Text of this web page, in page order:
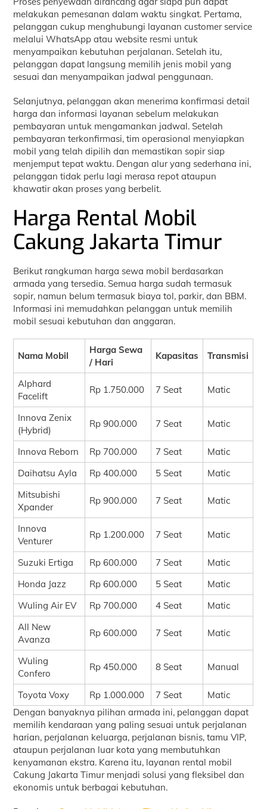
melakukan pemesanan dalam waktu singkat. Pertama,
pelanggan cukup menghubungi layanan customer service
melalui WhatsApp atau website resmi untuk
menyampaikan kebutuhan perjalanan. Setelah itu,
pelanggan dapat langsung memilih jenis mobil yang
sesuai dan menyampaikan jadwal penggunaan.
Selanjutnya, pelanggan akan menerima konfirmasi detail
harga dan informasi layanan sebelum melakukan
pembayaran untuk mengamankan jadwal. Setelah
pembayaran terkonfirmasi, tim operasional menyiapkan
mobil yang telah dipilih dan memastikan sopir siap
menjemput tepat waktu. Dengan alur yang sederhana ini,
pelanggan tidak perlu lagi merasa repot ataupun
khawatir akan proses yang berbelit.
Harga Rental Mobil
Cakung Jakarta Timur
Berikut rangkuman harga sewa mobil berdasarkan
armada yang tersedia. Semua harga sudah termasuk
sopir, namun belum termasuk biaya tol, parkir, dan BBM.
Informasi ini memudahkan pelanggan untuk memilih
mobil sesuai kebutuhan dan anggaran.
Nama Mobil
Harga Sewa
/ Hari
Kapasitas Transmisi
Alphard
Facelift
Rp 1.750.000 7 Seat Matic
Innova Zenix
(Hybrid)
Rp 900.000 7 Seat Matic
Innova Reborn Rp 700.000 7 Seat
Matic
Daihatsu Ayla
Rp 400.000 5 Seat
Matic
Mitsubishi
Xpander
Rp 900.000 7 Seat Matic
Innova
Venturer
Rp 1.200.000 7 Seat Matic
Suzuki Ertiga Rp 600.000 7 Seat
Matic
Honda Jazz
Rp 600.000 5 Seat
Matic
Wuling Air EV
Rp 700.000 4 Seat
Matic
All New
Avanza
Rp 600.000 7 Seat Matic
Wuling
Confero
Rp 450.000 8 Seat Manual
Toyota Voxy Rp 1.000.000 7 Seat
Matic
Dengan banyaknya pilihan armada ini, pelanggan dapat
memilih kendaraan yang paling sesuai untuk perjalanan
harian, perjalanan keluarga, perjalanan bisnis, tamu VIP,
ataupun perjalanan luar kota yang membutuhkan
kenyamanan ekstra. Karena itu, layanan rental mobil
Cakung Jakarta Timur menjadi solusi yang fleksibel dan
ekonomis untuk berbagai kebutuhan.